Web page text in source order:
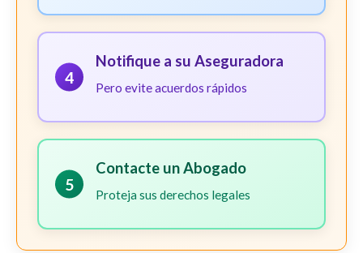
4
Notifique a su Aseguradora
Pero evite acuerdos rápidos
5
Contacte un Abogado
Proteja sus derechos legales